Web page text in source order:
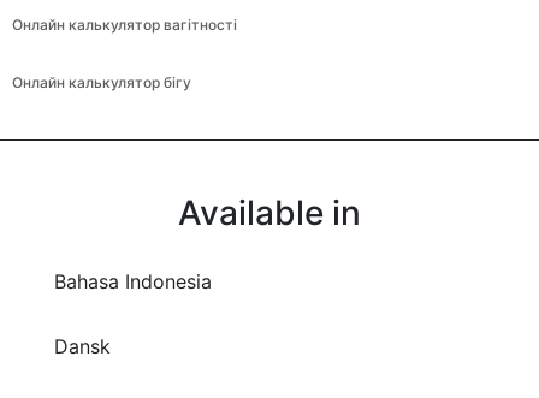
Онлайн калькулятор вагітності
Онлайн калькулятор бігу
Available in
Bahasa Indonesia
Dansk